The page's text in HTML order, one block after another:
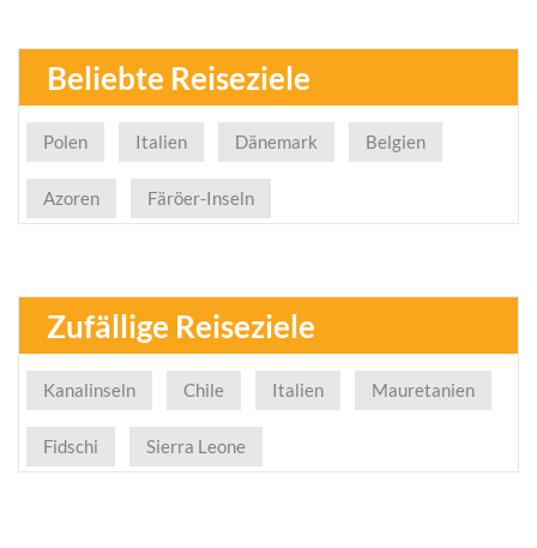
Beliebte Reiseziele
Polen Italien Dänemark Belgien
Azoren Färöer-Inseln
Zufällige Reiseziele
Kanalinseln Chile Italien Mauretanien
Fidschi Sierra Leone